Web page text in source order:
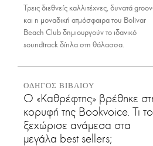
Τρεις διεθνείς καλλιτέχνες, δυνατά
και η μοναδική ατμόσφαιρα του Bolivar
Beach Club δημιουργούν το ιδανικό
soundtrack δίπλα στη θάλασσα.
ΟΔΗΓΟΣ ΒΙΒΛΙΟΥ
Ο «Καθρέφτης» βρέθηκε
κορυφή της Bookvoice. Τι
ξεχώρισε ανάμεσα στα
μεγάλα best sellers;